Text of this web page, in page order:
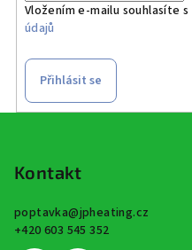
Vložením e-mailu souhlasíte s
údajů
Přihlásit se
Kontakt
poptavka@jpheating.cz
+420 603 545 352